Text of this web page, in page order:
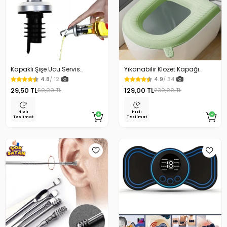
Kapaklı Şişe Ucu Servis
Aparatı Yağdanlık Tıpa
4.8/ 12
29,50 TL50,00 TL
Hızlı
Teslimat
Yıkanabilir Klozet Kapağı
Süngeri Su Geçirmez
4.9/ 34
129,00 TL230,00 TL
Hızlı
Teslimat